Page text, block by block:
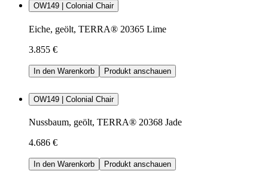
OW149 | Colonial Chair
Eiche, geölt, TERRA® 20365 Lime
3.855 €
In den Warenkorb Produkt anschauen
OW149 | Colonial Chair
Nussbaum, geölt, TERRA® 20368 Jade
4.686 €
In den Warenkorb Produkt anschauen